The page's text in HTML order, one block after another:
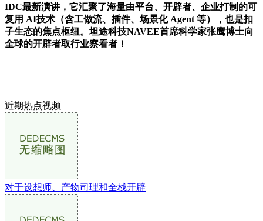
IDC最新演讲，它汇聚了海量由平台、开辟者、企业打制的可
复用 AI技术（含工做流、插件、场景化 Agent 等），也是扣
子生态的焦点枢纽。坦途科技NAVEE首席科学家张鹰博士向
全球的开辟者取行业察看者！
近期热点视频
对于设想师、产物司理和全栈开辟